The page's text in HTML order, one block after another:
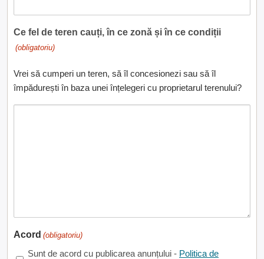
Ce fel de teren cauți, în ce zonă și în ce condiții
(obligatoriu)
Vrei să cumperi un teren, să îl concesionezi sau să îl
împădurești în baza unei înțelegeri cu proprietarul terenului?
Acord (obligatoriu)
Sunt de acord cu publicarea anunțului - Politica de